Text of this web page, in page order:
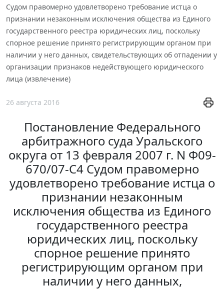
Судом правомерно удовлетворено требование истца о
признании незаконным исключения общества из Единого
государственного реестра юридических лиц, поскольку
спорное решение принято регистрирующим органом при
наличии у него данных, свидетельствующих об отпадении у
организации признаков недействующего юридического
лица (извлечение)
26 августа 2016
Постановление Федерального
арбитражного суда Уральского
округа от 13 февраля 2007 г. N Ф09-
670/07-С4 Судом правомерно
удовлетворено требование истца о
признании незаконным
исключения общества из Единого
государственного реестра
юридических лиц, поскольку
спорное решение принято
регистрирующим органом при
наличии у него данных,